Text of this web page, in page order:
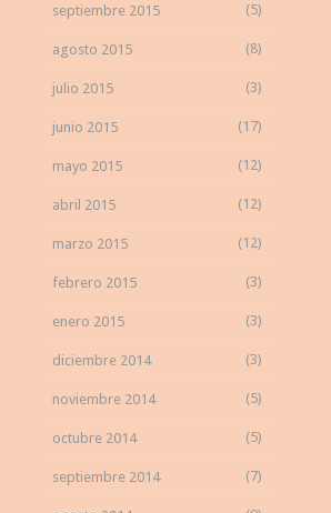
septiembre 2015 (5)
agosto 2015 (8)
julio 2015 (3)
junio 2015 (17)
mayo 2015 (12)
abril 2015 (12)
marzo 2015 (12)
febrero 2015 (3)
enero 2015 (3)
diciembre 2014 (3)
noviembre 2014 (5)
octubre 2014 (5)
septiembre 2014 (7)